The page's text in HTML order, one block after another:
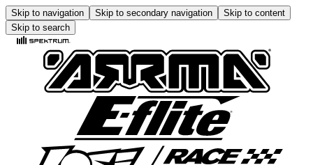
Skip to navigation Skip to secondary navigation
Skip to content
Skip to search